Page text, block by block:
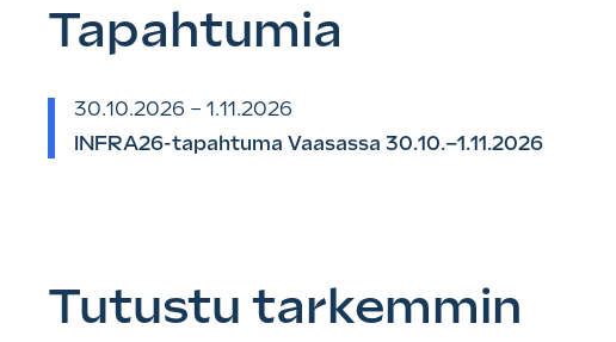
Tapahtumia
30.10.2026 – 1.11.2026
INFRA26-tapahtuma Vaasassa 30.10.–1.11.2026
Tutustu tarkemmin